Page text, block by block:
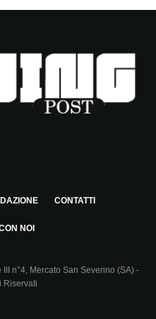
CONTATTI
NOI
n°4, Mercato San Severino (SA) -
Riservati